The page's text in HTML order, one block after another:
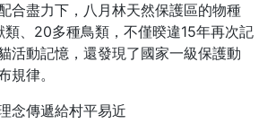
合盡力下，八月林天然保護區的物種
類、20多種鳥類，不僅暌違15年再次記
活動記憶，還發現了國家一級保護動
規律。
念傳遞給村平易近